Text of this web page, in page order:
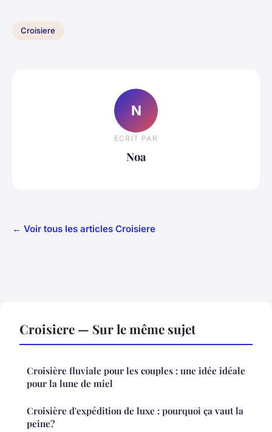
Croisiere
N
ECRIT PAR
Noa
← Voir tous les articles Croisiere
Croisiere — Sur le même sujet
Croisière fluviale pour les couples : une idée idéale
pour la lune de miel
Croisière d'expédition de luxe : pourquoi ça vaut la
peine?